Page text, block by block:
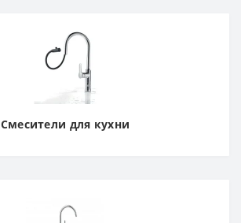
Смесители для кухни